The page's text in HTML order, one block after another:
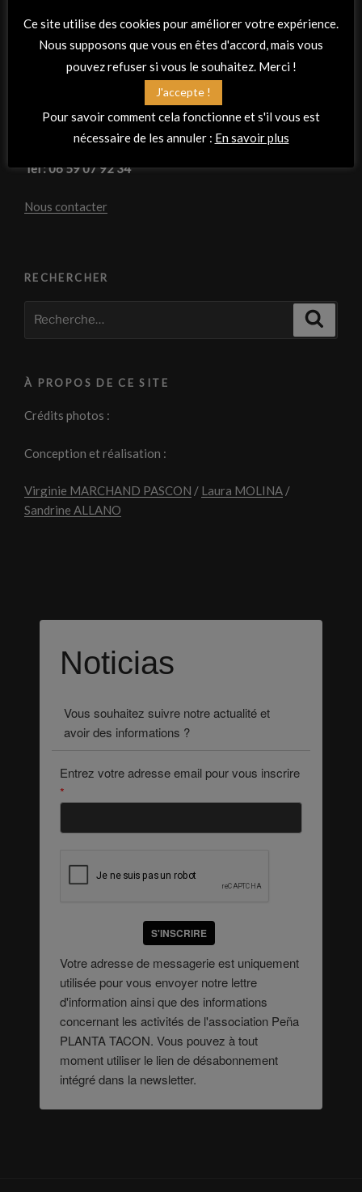
44470 Thouaré sur Loire
Centre Culturel Franco Espagnol
44000 Nantes
Tel : 06 59 07 92 34
Nous contacter
RECHERCHER
À PROPOS DE CE SITE
Crédits photos :
Conception et réalisation :
Virginie MARCHAND PASCON / Laura MOLINA /
Sandrine ALLANO
Noticias
Vous souhaitez suivre notre actualité et
avoir des informations ?
Entrez votre adresse email pour vous inscrire
*
S'INSCRIRE
Votre adresse de messagerie est uniquement
utilisée pour vous envoyer notre lettre
d'information ainsi que des informations
concernant les activités de l'association Peña
PLANTA TACON. Vous pouvez à tout
moment utiliser le lien de désabonnement
intégré dans la newsletter.
Ce site utilise des cookies pour améliorer votre expérience.
Nous supposons que vous en êtes d'accord, mais vous
pouvez refuser si vous le souhaitez. Merci !
J'accepte !
Pour savoir comment cela fonctionne et s'il vous est
nécessaire de les annuler : En savoir plus